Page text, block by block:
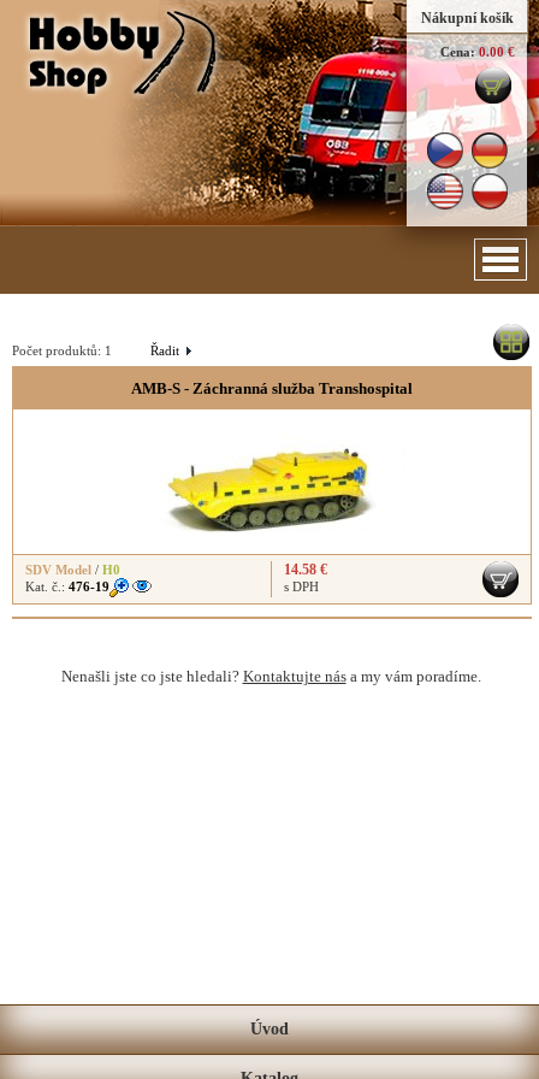
Nákupní košík
Cena: 0.00 €
Řadit
Počet produktů: 1
AMB-S - Záchranná služba Transhospital
SDV Model / H0
Kat. č.: 476-19
14.58 €
s DPH
Nenašli jste co jste hledali? Kontaktujte nása my vám poradíme.
Úvod